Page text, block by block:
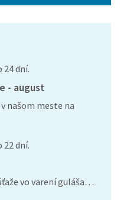
24 dní.
- august
našom meste na
22 dní.
vo varení guláša…